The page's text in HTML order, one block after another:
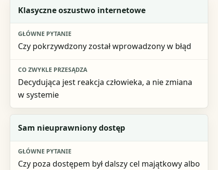
Klasyczne oszustwo internetowe
Czy pokrzywdzony został wprowadzony w błąd
Decydująca jest reakcja człowieka, a nie zmiana
w systemie
Sam nieuprawniony dostęp
Czy poza dostępem był dalszy cel majątkowy albo